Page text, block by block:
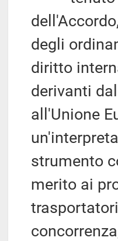
degli
diritto
derivanti
all'Unione
strumento
merito ai